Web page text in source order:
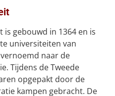
is gebouwd in 1364 en is
universiteiten van
naar de
Tijdens de Tweede
opgepakt door de
kampen gebracht. De